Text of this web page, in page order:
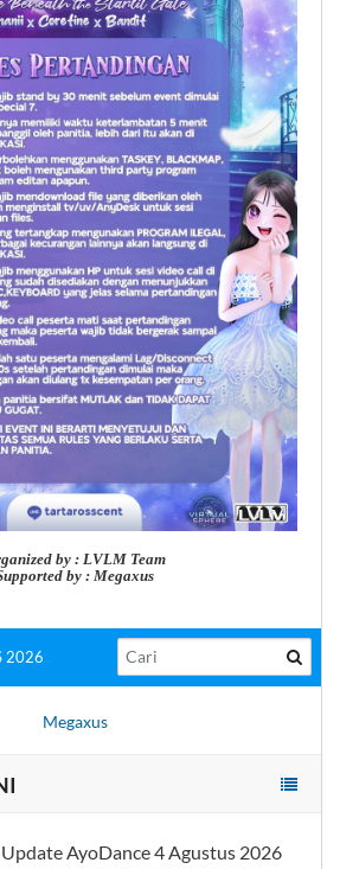
by : LVLM Team
by : Megaxus
2026
Megaxus
AyoDance 4 Agustus 2026